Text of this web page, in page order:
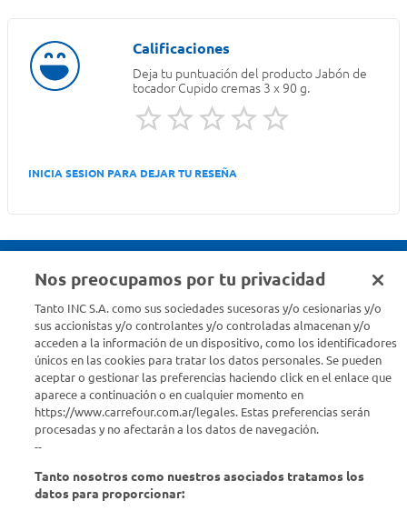
Deja tu puntuación del producto Jabón de
tocador Cupido cremas 3 x 90 g.
INICIA SESION PARA DEJAR TU RESEÑA
Estamos para ayudarte
¿Tenés una consulta? Comunicate con nosotros acá
Descubrí Carrefour
Conocenos
Nos preocupamos por tu privacidad
Tanto INC S.A. como sus sociedades sucesoras y/o cesionarias y/o
sus accionistas y/o controlantes y/o controladas almacenan y/o
acceden a la información de un dispositivo, como los identificadores
únicos en las cookies para tratar los datos personales. Se pueden
aceptar o gestionar las preferencias haciendo click en el enlace que
aparece a continuación o en cualquier momento en
https://www.carrefour.com.ar/legales. Estas preferencias serán
procesadas y no afectarán a los datos de navegación.
--
Tanto nosotros como nuestros asociados tratamos los
datos para proporcionar: